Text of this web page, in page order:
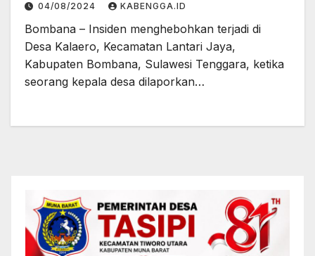
04/08/2024 KABENGGA.ID
Bombana – Insiden menghebohkan terjadi di
Desa Kalaero, Kecamatan Lantari Jaya,
Kabupaten Bombana, Sulawesi Tenggara, ketika
seorang kepala desa dilaporkan…